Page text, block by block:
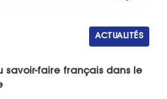
ACTUALITÉS
savoir-faire français dans le